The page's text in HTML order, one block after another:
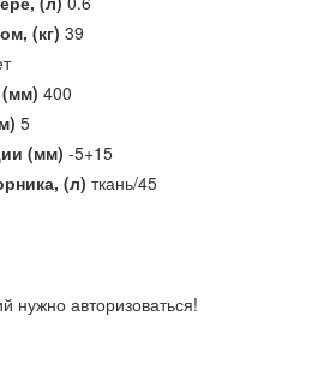
(кг) 39
400
5
(мм) -5+15
(л) ткань/45
нужно авторизоваться!